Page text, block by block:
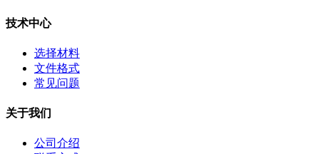
技术中心
选择材料
文件格式
常见问题
关于我们
公司介绍